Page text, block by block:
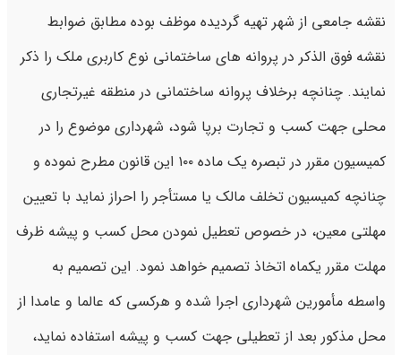
نقشه جامعی از شهر تهیه گردیده موظف بوده مطابق ضوابط
نقشه فوق الذکر در پروانه ‌های ساختمانی نوع کاربری ملک را ذکر
نمایند. چنانچه برخلاف پروانه ساختمانی در منطقه غیرتجاری
محلی جهت کسب و تجارت برپا شود، شهرداری موضوع را در
کمیسیون مقرر در تبصره یک ماده ۱۰۰ این قانون مطرح نموده و
چنانچه کمیسیون تخلف مالک یا مستأجر را احراز نماید با تعیین
مهلتی معین، در خصوص تعطیل نمودن محل کسب و پیشه ظرف
مهلت مقرر یکماه اتخاذ تصمیم خواهد نمود. این تصمیم به
واسطه مأمورین شهرداری اجرا شده و هرکسی که عالما و عامدا از
محل مذکور بعد از تعطیلی جهت کسب و پیشه استفاده نماید،